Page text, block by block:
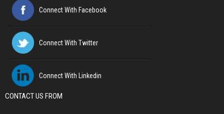
Connect With Facebook
Connect With Twitter
Connect With Linkedin
CONTACT US FROM